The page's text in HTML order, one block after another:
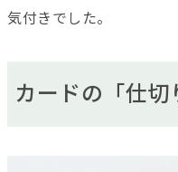
気付きでした。
カードの「仕